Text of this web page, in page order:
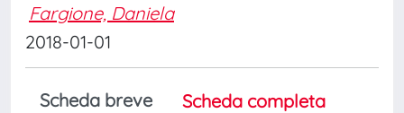
Fargione, Daniela
2018-01-01
Scheda breve
Scheda completa